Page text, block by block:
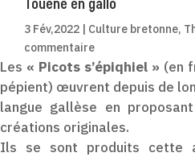
Touéne en gallo
3 Fév,2022 | Culture bretonne,
commentaire
Les « Picots s’épiqhiel » (en
pépient) œuvrent depuis de
langue gallèse en
créations originales.
Ils se sont produits cette